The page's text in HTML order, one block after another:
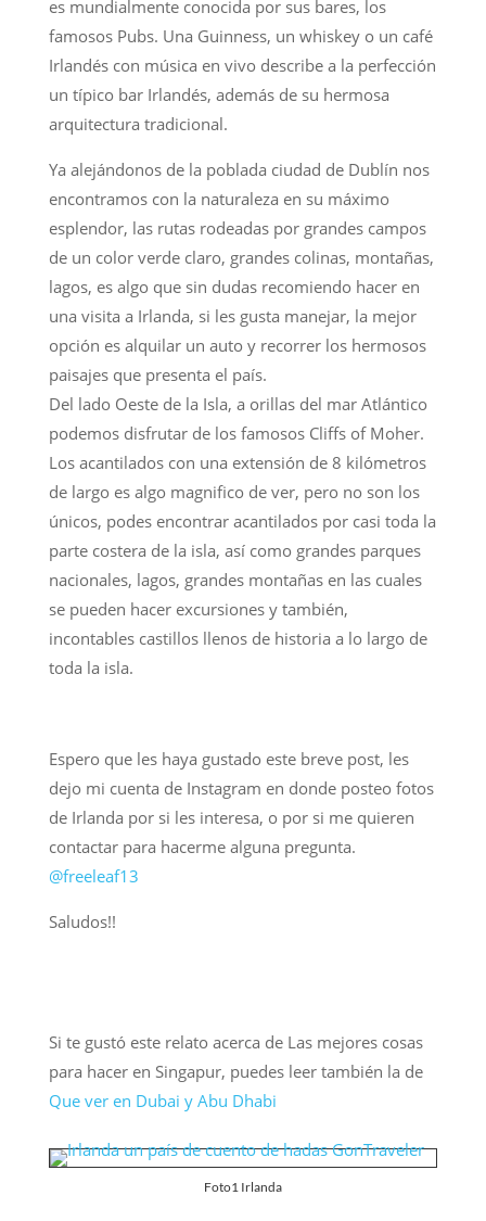
es mundialmente conocida por sus bares, los
famosos Pubs. Una Guinness, un whiskey o un café
Irlandés con música en vivo describe a la perfección
un típico bar Irlandés, además de su hermosa
arquitectura tradicional.
Ya alejándonos de la poblada ciudad de Dublín nos
encontramos con la naturaleza en su máximo
esplendor, las rutas rodeadas por grandes campos
de un color verde claro, grandes colinas, montañas,
lagos, es algo que sin dudas recomiendo hacer en
una visita a Irlanda, si les gusta manejar, la mejor
opción es alquilar un auto y recorrer los hermosos
paisajes que presenta el país.
Del lado Oeste de la Isla, a orillas del mar Atlántico
podemos disfrutar de los famosos Cliffs of Moher.
Los acantilados con una extensión de 8 kilómetros
de largo es algo magnifico de ver, pero no son los
únicos, podes encontrar acantilados por casi toda la
parte costera de la isla, así como grandes parques
nacionales, lagos, grandes montañas en las cuales
se pueden hacer excursiones y también,
incontables castillos llenos de historia a lo largo de
toda la isla.
Espero que les haya gustado este breve post, les
dejo mi cuenta de Instagram en donde posteo fotos
de Irlanda por si les interesa, o por si me quieren
contactar para hacerme alguna pregunta.
@freeleaf13
Saludos!!
Si te gustó este relato acerca de Las mejores cosas
para hacer en Singapur, puedes leer también la de
Que ver en Dubai y Abu Dhabi
Foto1 Irlanda